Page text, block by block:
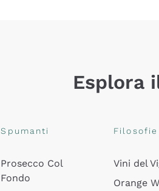
Esplora
Spumanti
Prosecco Col
Fondo
Filosofie
Vini del
Orange